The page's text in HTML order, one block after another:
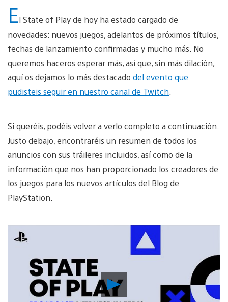
El State of Play de hoy ha estado cargado de
novedades: nuevos juegos, adelantos de próximos títulos,
fechas de lanzamiento confirmadas y mucho más. No
queremos haceros esperar más, así que, sin más dilación,
aquí os dejamos lo más destacado del evento que
pudisteis seguir en nuestro canal de Twitch
Si queréis, podéis volver a verlo completo a continuación.
Justo debajo, encontraréis un resumen de todos los
anuncios con sus tráileres incluidos, así como de la
información que nos han proporcionado los creadores de
los juegos para los nuevos artículos del Blog de
PlayStation.
Reproducir